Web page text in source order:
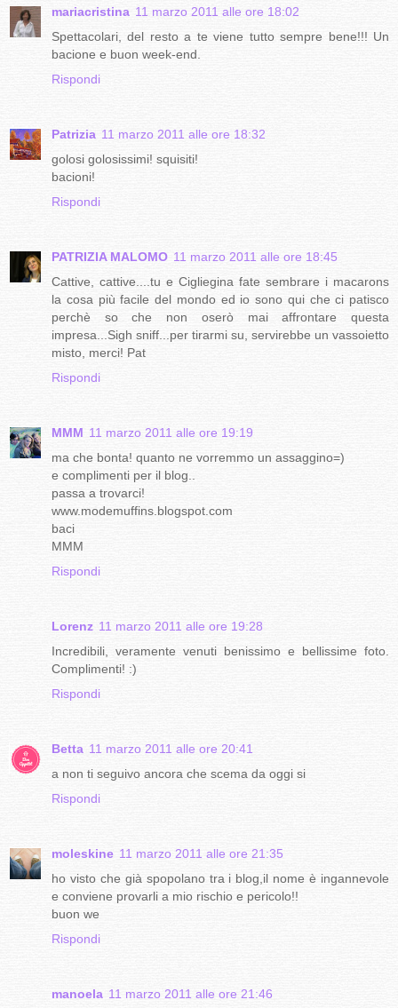
mariacristina 11 marzo 2011 alle ore 18:02
Spettacolari, del resto a te viene tutto sempre bene!!! Un
bacione e buon week-end.
Rispondi
Patrizia 11 marzo 2011 alle ore 18:32
golosi golosissimi! squisiti!
bacioni!
Rispondi
PATRIZIA MALOMO 11 marzo 2011 alle ore 18:45
Cattive, cattive....tu e Cigliegina fate sembrare i macarons
la cosa più facile del mondo ed io sono qui che ci patisco
perchè so che non oserò mai affrontare questa
impresa...Sigh sniff...per tirarmi su, servirebbe un vassoietto
misto, merci! Pat
Rispondi
MMM 11 marzo 2011 alle ore 19:19
ma che bonta! quanto ne vorremmo un assaggino=)
e complimenti per il blog..
passa a trovarci!
www.modemuffins.blogspot.com
baci
MMM
Rispondi
Lorenz 11 marzo 2011 alle ore 19:28
Incredibili, veramente venuti benissimo e bellissime foto.
Complimenti! :)
Rispondi
Betta 11 marzo 2011 alle ore 20:41
a non ti seguivo ancora che scema da oggi si
Rispondi
moleskine 11 marzo 2011 alle ore 21:35
ho visto che già spopolano tra i blog,il nome è ingannevole
e conviene provarli a mio rischio e pericolo!!
buon we
Rispondi
manoela 11 marzo 2011 alle ore 21:46